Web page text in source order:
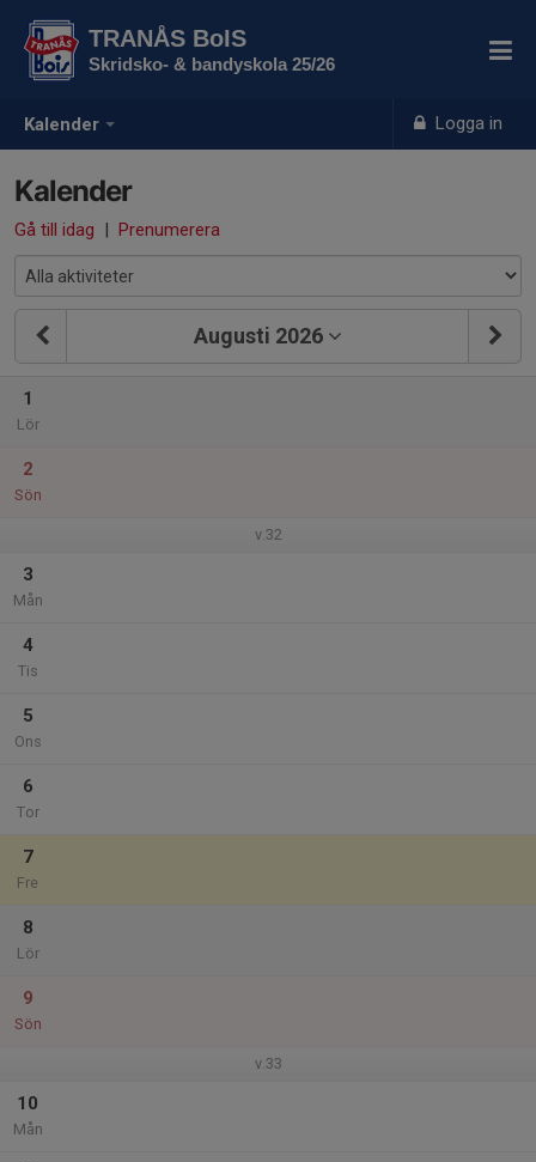
Kalender Logga in
TRANÅS BoIS
Skridsko- & bandyskola 25/26
Kalender
Gå till idag | Prenumerera
Augusti 2026
1
Lör
2
Sön
v.32
3
Mån
4
Tis
5
Ons
6
Tor
7
Fre
8
Lör
9
Sön
v.33
10
Mån